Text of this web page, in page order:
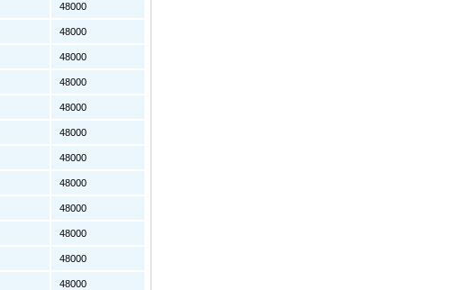
48000
48000
48000
48000
48000
48000
48000
48000
48000
48000
48000
48000